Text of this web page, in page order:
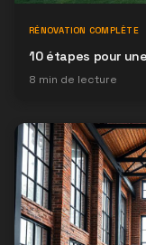
RÉNOVATION COMPLÈTE
10 étapes pour
8 min de lecture